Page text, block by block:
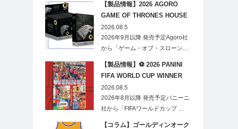
【製品情報】2026 AGORO
GAME OF THRONES HOUSE
STARK BLIND BOX
2026.08.5
2026年9月以降 発売予定Agoro社
から「ゲーム・オブ・スローン…
【製品情報】⚽ 2026 PANINI
FIFA WORLD CUP WINNER
STICKER POSTER
2026.08.5
2026年8月以降 発売予定パニーニ
社から「FIFAワールドカップ …
【コラム】ゴールディンオーク